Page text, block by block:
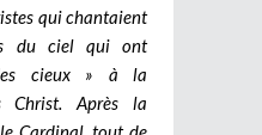
qui chantaient
du ciel qui ont
cieux » à la
Christ. Après la